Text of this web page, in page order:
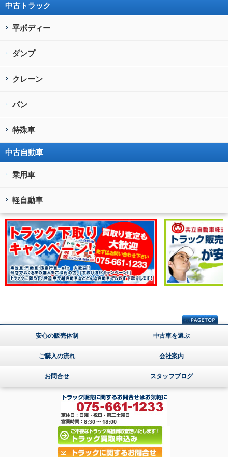
中古トラック
平ボディー
ダンプ
クレーン
バン
特殊車
中古自動車
乗用車
軽自動車
安心の販売体制 中古車を選ぶ
ご購入の流れ 会社案内
お問合せ スタッフブログ